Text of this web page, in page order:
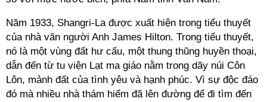
Năm 1933, Shangri-La được xuất hiện trong tiểu thuyết
của nhà văn người Anh James Hilton. Trong tiểu thuyết,
nó là một vùng đất hư cấu, một thung thũng huyền thoại,
dẫn đến từ tu viện Lạt ma giáo nằm trong dãy núi Côn
Lôn, mảnh đất của tình yêu và hạnh phúc. Vì sự độc đáo
đó mà nhiều nhà thám hiểm đã lên đường để đi tìm đến